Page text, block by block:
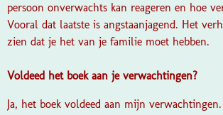
persoon onverwachts kan reageren en hoe
Vooral dat laatste is angstaanjagend. Het
zien dat je het van je familie moet hebben.
Voldeed het boek aan je verwachtingen?
Ja, het boek voldeed aan mijn verwachtingen.